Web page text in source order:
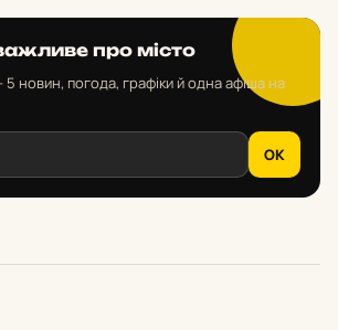
про місто
новин, погода, графіки й одна афіша на
OK